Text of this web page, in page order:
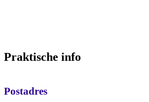
Praktische info
Postadres